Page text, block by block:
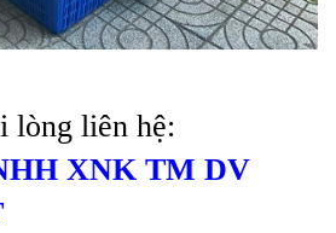
lòng liên hệ:
XNK TM DV